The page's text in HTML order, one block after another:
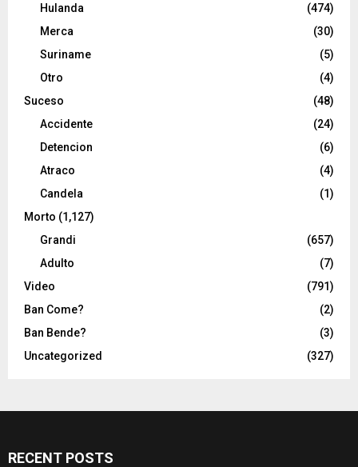
Hulanda
(474)
Merca
(30)
Suriname
(5)
Otro
(4)
Suceso
(48)
Accidente
(24)
Detencion
(6)
Atraco
(4)
Candela
(1)
Morto (1,127)
Grandi
(657)
Adulto
(7)
Video
(791)
Ban Come?
(2)
Ban Bende?
(3)
Uncategorized
(327)
RECENT POSTS